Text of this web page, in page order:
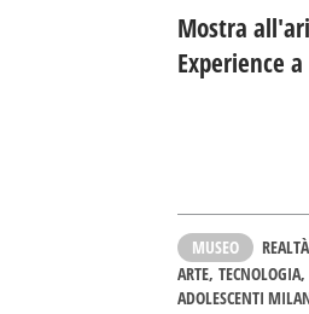
Mostra
Experience
MUSEO
ARTE TECNOLOGIA
ADOLESCENTI